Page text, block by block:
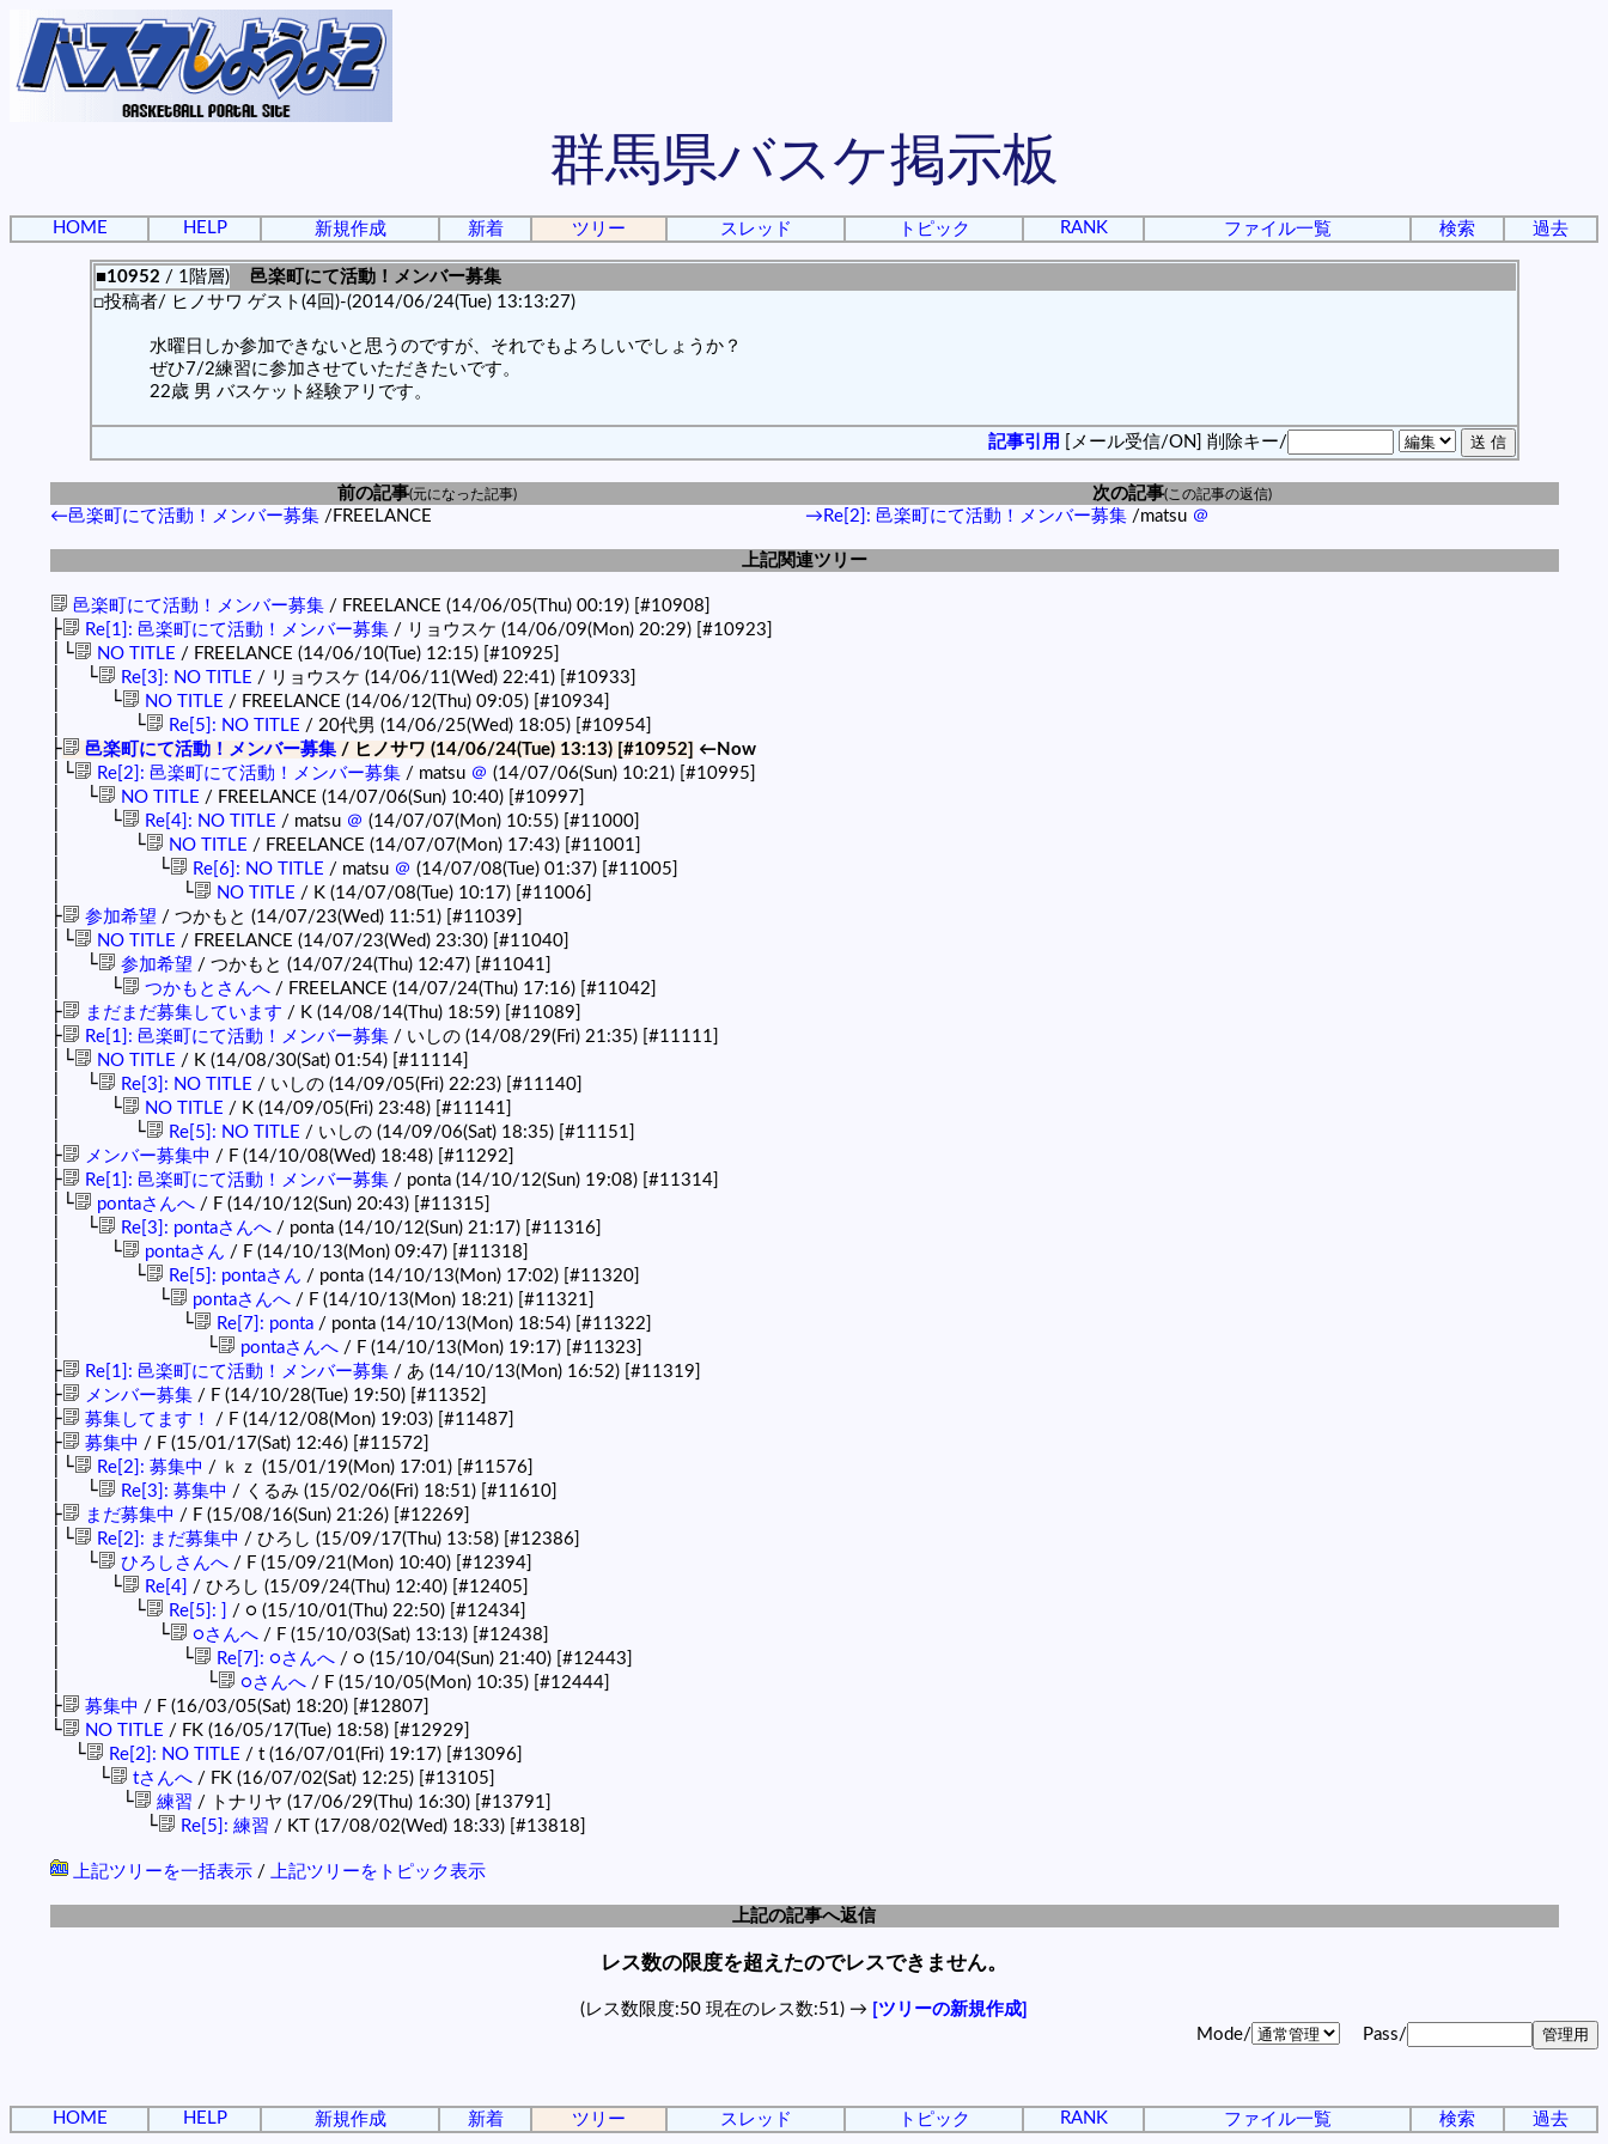
群馬県バスケ掲示板
HOME HELP 新規作成 新着 ツリー スレッド トピック RANK ファイル一覧 検索 過去
■10952 / 1階層)
邑楽町にて活動！メンバー募集
□投稿者/ ヒノサワ ゲスト(4回)-(2014/06/24(Tue) 13:13:27)
水曜日しか参加できないと思うのですが、それでもよろしいでしょうか？
ぜひ7/2練習に参加させていただきたいです。
22歳 男 バスケット経験アリです。
記事引用 [メール受信/ON] 削除キー/
前の記事(元になった記事) 次の記事(この記事の返信)
←邑楽町にて活動！メンバー募集/FREELANCE →Re[2]: 邑楽町にて活動！メンバー募集/matsu ＠
上記関連ツリー
邑楽町にて活動！メンバー募集/ FREELANCE (14/06/05(Thu) 00:19) [#10908]
├ Re[1]: 邑楽町にて活動！メンバー募集/ リョウスケ (14/06/09(Mon) 20:29) [#10923]
│└ NO TITLE / FREELANCE (14/06/10(Tue) 12:15) [#10925]
│ └ Re[3]: NO TITLE / リョウスケ (14/06/11(Wed) 22:41) [#10933]
│ └ NO TITLE / FREELANCE (14/06/12(Thu) 09:05) [#10934]
│ └ Re[5]: NO TITLE / 20代男 (14/06/25(Wed) 18:05) [#10954]
├ 邑楽町にて活動！メンバー募集/ ヒノサワ (14/06/24(Tue) 13:13) [#10952] ←Now
│└ Re[2]: 邑楽町にて活動！メンバー募集/ matsu ＠ (14/07/06(Sun) 10:21) [#10995]
│ └ NO TITLE / FREELANCE (14/07/06(Sun) 10:40) [#10997]
│ └ Re[4]: NO TITLE / matsu ＠ (14/07/07(Mon) 10:55) [#11000]
│ └ NO TITLE / FREELANCE (14/07/07(Mon) 17:43) [#11001]
│ └ Re[6]: NO TITLE / matsu ＠ (14/07/08(Tue) 01:37) [#11005]
│ └ NO TITLE / K (14/07/08(Tue) 10:17) [#11006]
├ 参加希望 / つかもと (14/07/23(Wed) 11:51) [#11039]
│└ NO TITLE / FREELANCE (14/07/23(Wed) 23:30) [#11040]
│ └ 参加希望 / つかもと (14/07/24(Thu) 12:47) [#11041]
│ └ つかもとさんへ/ FREELANCE (14/07/24(Thu) 17:16) [#11042]
├ まだまだ募集しています / K (14/08/14(Thu) 18:59) [#11089]
├ Re[1]: 邑楽町にて活動！メンバー募集/ いしの (14/08/29(Fri) 21:35) [#11111]
│└ NO TITLE / K (14/08/30(Sat) 01:54) [#11114]
│ └ Re[3]: NO TITLE / いしの (14/09/05(Fri) 22:23) [#11140]
│ └ NO TITLE / K (14/09/05(Fri) 23:48) [#11141]
│ └ Re[5]: NO TITLE / いしの (14/09/06(Sat) 18:35) [#11151]
├ メンバー募集中 / F (14/10/08(Wed) 18:48) [#11292]
├ Re[1]: 邑楽町にて活動！メンバー募集/ ponta (14/10/12(Sun) 19:08) [#11314]
│└ pontaさんへ/ F (14/10/12(Sun) 20:43) [#11315]
│ └ Re[3]: pontaさんへ/ ponta (14/10/12(Sun) 21:17) [#11316]
│ └ pontaさん / F (14/10/13(Mon) 09:47) [#11318]
│ └ Re[5]: pontaさん / ponta (14/10/13(Mon) 17:02) [#11320]
│ └ pontaさんへ/ F (14/10/13(Mon) 18:21) [#11321]
│ └ Re[7]: ponta/ ponta (14/10/13(Mon) 18:54) [#11322]
│ └ pontaさんへ/ F (14/10/13(Mon) 19:17) [#11323]
├ Re[1]: 邑楽町にて活動！メンバー募集/ あ (14/10/13(Mon) 16:52) [#11319]
├ メンバー募集/ F (14/10/28(Tue) 19:50) [#11352]
├ 募集してます！ / F (14/12/08(Mon) 19:03) [#11487]
├ 募集中 / F (15/01/17(Sat) 12:46) [#11572]
│└ Re[2]: 募集中 / ｋｚ (15/01/19(Mon) 17:01) [#11576]
│ └ Re[3]: 募集中 / くるみ (15/02/06(Fri) 18:51) [#11610]
├ まだ募集中 / F (15/08/16(Sun) 21:26) [#12269]
│└ Re[2]: まだ募集中 / ひろし (15/09/17(Thu) 13:58) [#12386]
│ └ ひろしさんへ/ F (15/09/21(Mon) 10:40) [#12394]
│ └ Re[4] / ひろし (15/09/24(Thu) 12:40) [#12405]
│ └ Re[5]: ] / ○ (15/10/01(Thu) 22:50) [#12434]
│ └ ○さんへ/ F (15/10/03(Sat) 13:13) [#12438]
│ └ Re[7]: ○さんへ/ ○ (15/10/04(Sun) 21:40) [#12443]
│ └ ○さんへ/ F (15/10/05(Mon) 10:35) [#12444]
├ 募集中 / F (16/03/05(Sat) 18:20) [#12807]
└ NO TITLE / FK (16/05/17(Tue) 18:58) [#12929]
└ Re[2]: NO TITLE / t (16/07/01(Fri) 19:17) [#13096]
└ tさんへ/ FK (16/07/02(Sat) 12:25) [#13105]
└ 練習 / トナリヤ (17/06/29(Thu) 16:30) [#13791]
└ Re[5]: 練習 / KT (17/08/02(Wed) 18:33) [#13818]
上記ツリーを一括表示/ 上記ツリーをトピック表示
上記の記事へ返信
レス数の限度を超えたのでレスできません。
(レス数限度:50 現在のレス数:51) → [ツリーの新規作成]
Mode/
Pass/
HOME HELP 新規作成 新着 ツリー スレッド トピック RANK ファイル一覧 検索 過去